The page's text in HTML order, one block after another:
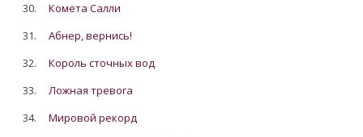
30.
Комета Салли
31.
Абнер, вернись!
32.
Король сточных вод
33.
Ложная тревога
34.
Мировой рекорд